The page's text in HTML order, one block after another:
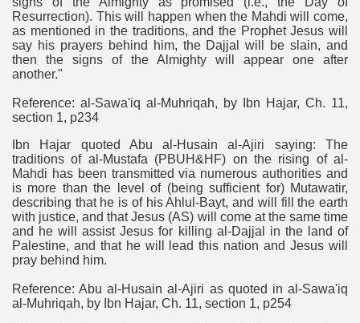
Resurrection). This will happen when the Mahdi will come,
as mentioned in the traditions, and the Prophet Jesus will
say his prayers behind him, the Dajjal will be slain, and
then the signs of the Almighty will appear one after
another."
Reference: al-Sawa'iq al-Muhriqah, by Ibn Hajar, Ch. 11,
section 1, p234
Ibn Hajar quoted Abu al-Husain al-Ajiri saying: The
traditions of al-Mustafa (PBUH&HF) on the rising of al-
Mahdi has been transmitted via numerous authorities and
is more than the level of (being sufficient for) Mutawatir,
describing that he is of his Ahlul-Bayt, and will fill the earth
with justice, and that Jesus (AS) will come at the same time
and he will assist Jesus for killing al-Dajjal in the land of
Palestine, and that he will lead this nation and Jesus will
pray behind him.
Reference: Abu al-Husain al-Ajiri as quoted in al-Sawa'iq
al-Muhriqah, by Ibn Hajar, Ch. 11, section 1, p254